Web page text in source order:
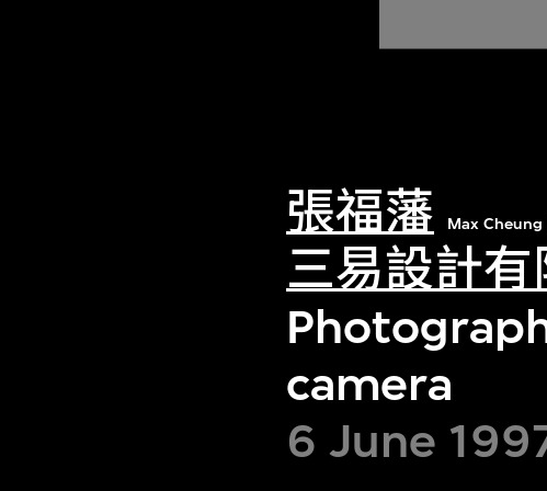
張福藩 Max Cheung
三易設計有
camera
6 June